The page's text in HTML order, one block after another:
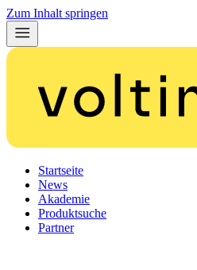
Zum Inhalt springen
Startseite
News
Akademie
Produktsuche
Partner